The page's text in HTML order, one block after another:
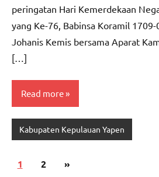
peringatan Hari Kemerdekaan
yang Ke-76, Babinsa Koramil
Johanis Kemis bersama Aparat
[…]
Read more
Kabupaten Kepulauan Yapen
Paginasi
1 2
Next
»